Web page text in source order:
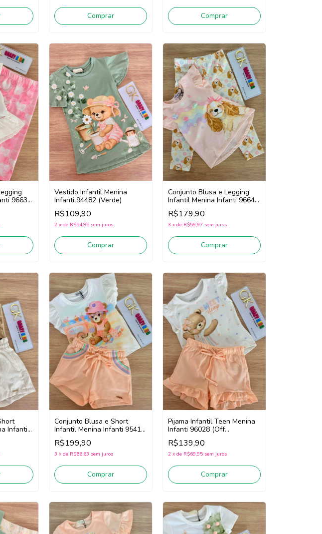
Comprar Comprar
96630
Vestido Infantil Menina
Infanti 94482 (Verde)
R$109,90
2 x de R$54,95 sem juros
Comprar
Conjunto Blusa e Legging
Infantil Menina Infanti 96643
(Rosa/Verde)
R$179,90
3 x de R$59,97 sem juros
Comprar
Infanti
Conjunto Blusa e Short
Infantil Menina Infanti 95412
(Off White/Laranja)
R$199,90
3 x de R$66,63 sem juros
Comprar
Pijama Infantil Teen Menina
Infanti 96028 (Off
White/Laranja)
R$139,90
2 x de R$69,95 sem juros
Comprar